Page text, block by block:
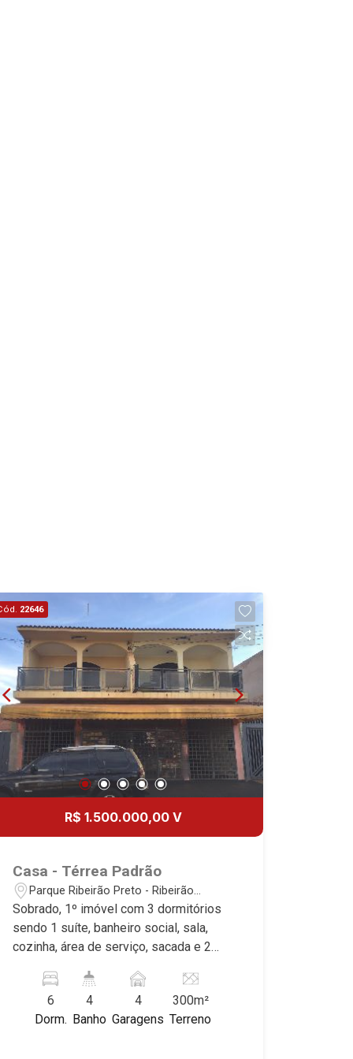
22646
R$ 1.500.000,00 V
Casa - Térrea Padrão
Parque Ribeirão Preto - Ribeirão
Preto/SP
Sobrado, 1º imóvel com 3 dormitórios
sendo 1 suíte, banheiro social, sala,
cozinha, área de serviço, sacada e 2
dormitórios sendo 1 suíte, banheiro
social, sala, cozinha, área de serviço,
sacada e 2 vagas cobertas, 3º imóvel,
6
Dorm.
4
Banho
4
Garagens
300m²
Terreno